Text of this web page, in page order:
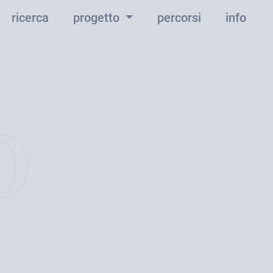
ricerca progetto percorsi info